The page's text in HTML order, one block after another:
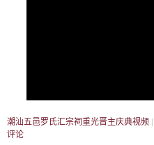
潮汕五邑罗氏汇宗祠重光晋主庆典视频
评论